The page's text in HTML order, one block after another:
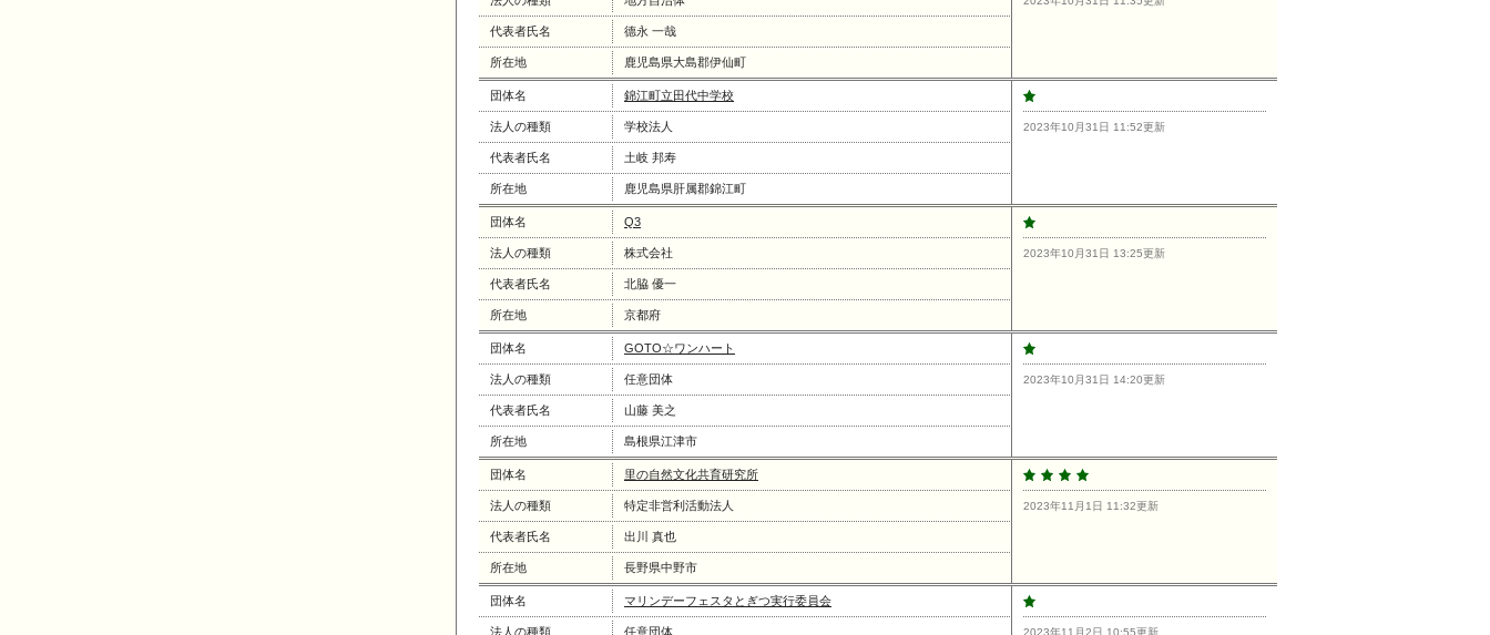
代表者氏名 德永 一哉
所在地 鹿児島県大島郡伊仙町
団体名 錦江町立田代中学校
法人の種類 学校法人
代表者氏名 土岐 邦寿
所在地 鹿児島県肝属郡錦江町
2023年10月31日 11:52更新
団体名 Q3
法人の種類 株式会社
代表者氏名 北脇 優一
所在地 京都府
2023年10月31日 13:25更新
団体名 GOTO☆ワンハート
法人の種類 任意団体
代表者氏名 山藤 美之
所在地 島根県江津市
2023年10月31日 14:20更新
団体名 里の自然文化共育研究所
法人の種類 特定非営利活動法人
代表者氏名 出川 真也
所在地 長野県中野市
2023年11月1日 11:32更新
団体名 マリンデーフェスタとぎつ実行委員会
法人の種類 任意団体 2023年11月2日 10:55更新